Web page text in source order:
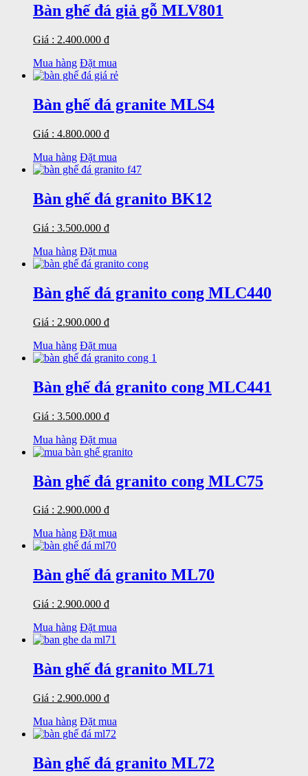
Bàn ghế đá giả gỗ MLV801
Giá : 2.400.000 đ
Mua hàng Đặt mua
Bàn ghế đá granite MLS4
Giá : 4.800.000 đ
Mua hàng Đặt mua
Bàn ghế đá granito BK12
Giá : 3.500.000 đ
Mua hàng Đặt mua
Bàn ghế đá granito cong MLC440
Giá : 2.900.000 đ
Mua hàng Đặt mua
Bàn ghế đá granito cong MLC441
Giá : 3.500.000 đ
Mua hàng Đặt mua
Bàn ghế đá granito cong MLC75
Giá : 2.900.000 đ
Mua hàng Đặt mua
Bàn ghế đá granito ML70
Giá : 2.900.000 đ
Mua hàng Đặt mua
Bàn ghế đá granito ML71
Giá : 2.900.000 đ
Mua hàng Đặt mua
Bàn ghế đá granito ML72